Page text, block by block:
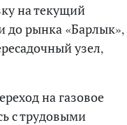
на текущий
до рынка «Барлык»,
узел,
на газовое
с трудовыми